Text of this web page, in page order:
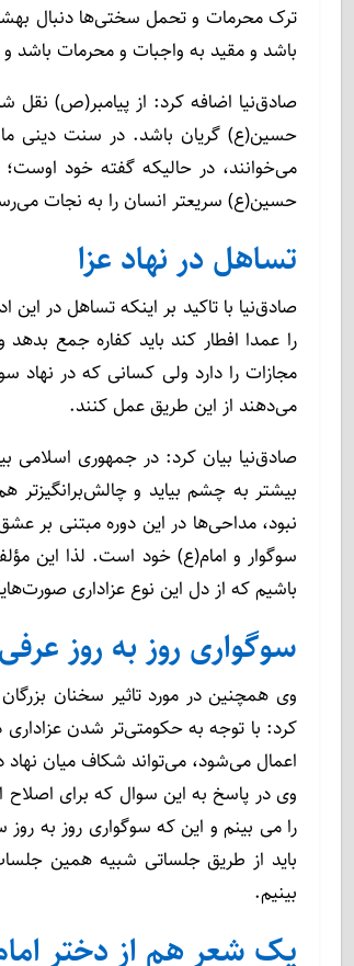
ترک محرمات و تحمل سختی‌ها دنبال
باشد و مقید به واجبات و محرمات باشد
صادق‌نیا اضافه کرد: از پیامبر(ص)
حسین(ع) گریان باشد. در سنت دینی ما
می‌خوانند، در حالیکه گفته خود
حسین(ع) سریعتر انسان را به نجات
تساهل در نهاد عزا
صادق‌نیا با تاکید بر اینکه تساهل در
مجازات را دارد ولی کسانی که در
می‌دهند از این طریق عمل کنند.
صادق‌نیا بیان کرد: در جمهوری اسلامی
بیشتر به چشم بیاید و
نبود، مداحی‌ها در این دوره مبتنی بر
سوگوار و امام(ع) خود است. لذا این
باشیم که از دل این نوع عزاداری
سوگواری روز به روز
وی همچنین در مورد تاثیر سخنان
کرد: با توجه به حکومتی‌تر شدن
اعمال می‌شود، می‌تواند شکاف میان نهاد
وی در پاسخ به این سوال که برای اصلاح
را می بینم و این که سوگواری روز به
باید از طریق جلساتی شبیه همین
بینیم.
یک شعر هم از دختر